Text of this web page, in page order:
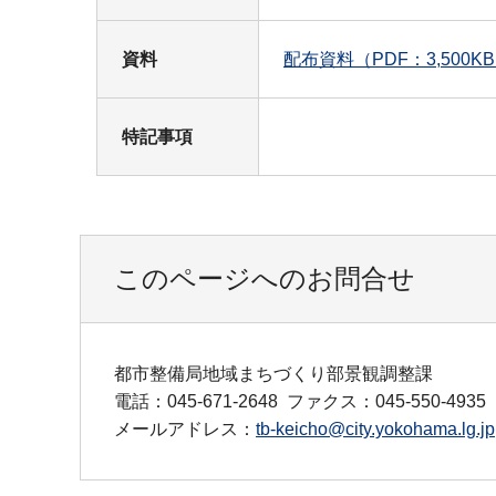
資料 配布資料（PDF：
特記事項
このページへのお問合せ
都市整備局地域まちづくり部景観調整課
電話：045-671-2648 ファクス：045-550-4935
メールアドレス： tb-keicho@city.yokohama.lg.jp